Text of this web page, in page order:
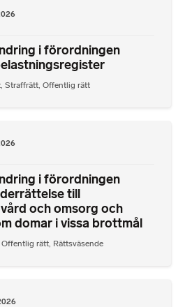
i förordningen
, Straffrätt, Offentlig rätt
i förordningen
till
och omsorg och
domar i vissa brottmål
Offentlig rätt Rättsväsende